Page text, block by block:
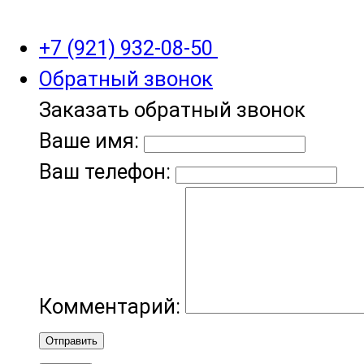
+7 (921) 932-08-50
Обратный звонок
Заказать обратный звонок
Ваше имя:
Ваш телефон:
Комментарий:
Отправить